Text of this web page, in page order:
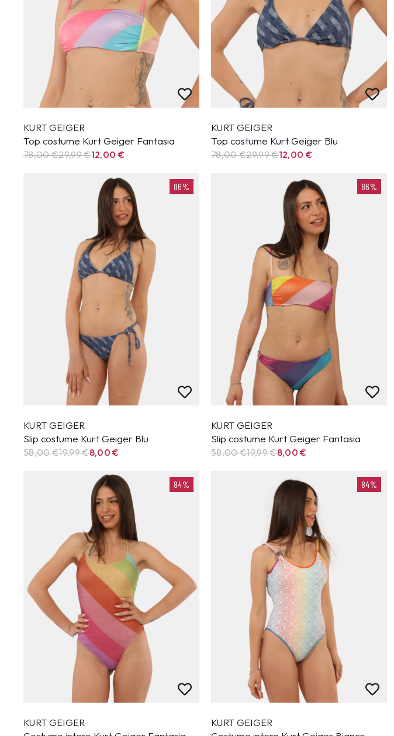
KURT GEIGER
Top costume Kurt Geiger Fantasia
78,00 €29,99€12,00 €
KURT GEIGER
Top costume Kurt Geiger Blu
78,00 €29,99€12,00 €
86%
KURT GEIGER
Slip costume Kurt Geiger Blu
58,00 €19,99€8,00€
86%
KURT GEIGER
Slip costume Kurt Geiger Fantasia
58,00 €19,99€8,00€
84%
KURT GEIGER
84%
KURT GEIGER